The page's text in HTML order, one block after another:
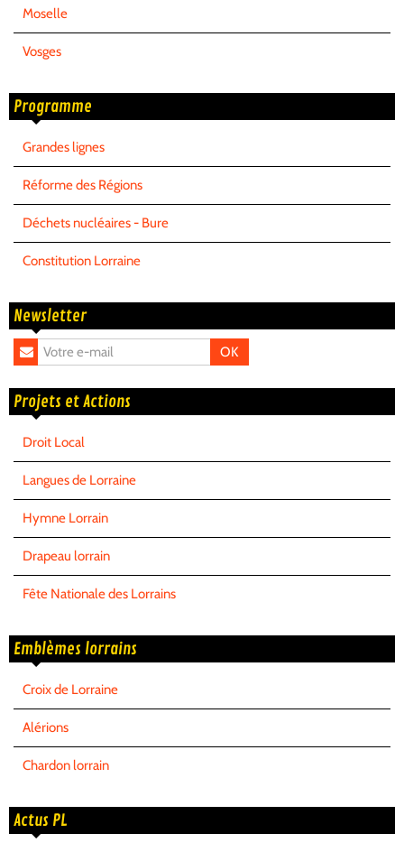
Moselle
Vosges
Programme
Grandes lignes
Réforme des Régions
Déchets nucléaires - Bure
Constitution Lorraine
Newsletter
OK
Projets et Actions
Droit Local
Langues de Lorraine
Hymne Lorrain
Drapeau lorrain
Fête Nationale des Lorrains
Emblèmes lorrains
Croix de Lorraine
Alérions
Chardon lorrain
Actus PL